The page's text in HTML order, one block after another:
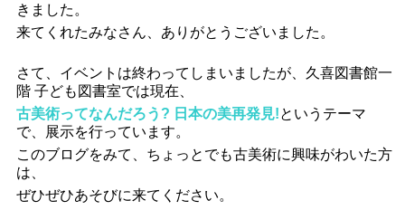
きました。
来てくれたみなさん、ありがとうございました。
さて、イベントは終わってしまいましたが、 久喜図書館一
階 子ども図書室では現在、
古美術ってなんだろう? 日本の美再発見!というテーマ
で、展示を行っています。
このブログをみて、ちょっとでも古美術に興味がわいた方
は、
ぜひぜひあそびに来てください。